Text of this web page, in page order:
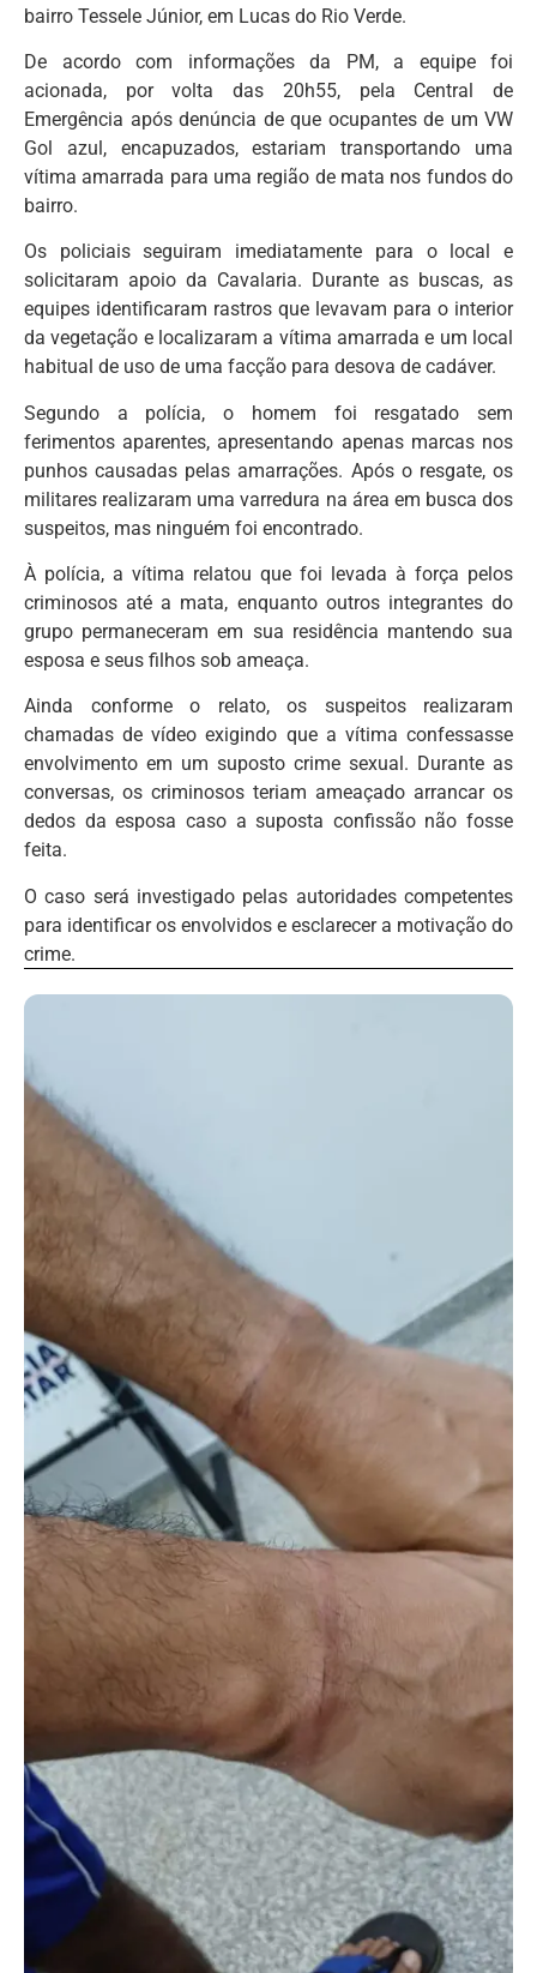
bairro Tessele Júnior, em Lucas do Rio Verde.
De acordo com informações da PM, a equipe foi
acionada, por volta das 20h55, pela Central de
Emergência após denúncia de que ocupantes de um VW
Gol azul, encapuzados, estariam transportando uma
vítima amarrada para uma região de mata nos fundos do
bairro.
Os policiais seguiram imediatamente para o local e
solicitaram apoio da Cavalaria. Durante as buscas, as
equipes identificaram rastros que levavam para o interior
da vegetação e localizaram a vítima amarrada e um local
habitual de uso de uma facção para desova de cadáver.
Segundo a polícia, o homem foi resgatado sem
ferimentos aparentes, apresentando apenas marcas nos
punhos causadas pelas amarrações. Após o resgate, os
militares realizaram uma varredura na área em busca dos
suspeitos, mas ninguém foi encontrado.
À polícia, a vítima relatou que foi levada à força pelos
criminosos até a mata, enquanto outros integrantes do
grupo permaneceram em sua residência mantendo sua
esposa e seus filhos sob ameaça.
Ainda conforme o relato, os suspeitos realizaram
chamadas de vídeo exigindo que a vítima confessasse
envolvimento em um suposto crime sexual. Durante as
conversas, os criminosos teriam ameaçado arrancar os
dedos da esposa caso a suposta confissão não fosse
feita.
O caso será investigado pelas autoridades competentes
para identificar os envolvidos e esclarecer a motivação do
crime.